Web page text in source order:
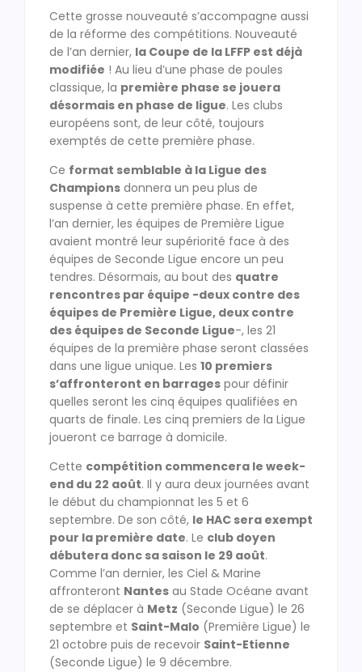
Cette grosse nouveauté s’accompagne aussi
de la réforme des compétitions. Nouveauté
de l’an dernier, la Coupe de la LFFP est déjà
modifiée ! Au lieu d’une phase de poules
classique, la première phase se jouera
désormais en phase de ligue. Les clubs
européens sont, de leur côté, toujours
exemptés de cette première phase.
Ce format semblable à la Ligue des
Champions donnera un peu plus de
suspense à cette première phase. En effet,
l’an dernier, les équipes de Première Ligue
avaient montré leur supériorité face à des
équipes de Seconde Ligue encore un peu
tendres. Désormais, au bout des quatre
rencontres par équipe -deux contre des
équipes de Première Ligue, deux contre
des équipes de Seconde Ligue-, les 21
équipes de la première phase seront classées
dans une ligue unique. Les 10 premiers
s’affronteront en barrages pour définir
quelles seront les cinq équipes qualifiées en
quarts de finale. Les cinq premiers de la Ligue
joueront ce barrage à domicile.
Cette compétition commencera le week-
end du 22 août. Il y aura deux journées avant
le début du championnat les 5 et 6
septembre. De son côté, le HAC sera exempt
pour la première date. Le club doyen
débutera donc sa saison le 29 août.
Comme l’an dernier, les Ciel & Marine
affronteront Nantes au Stade Océane avant
de se déplacer à Metz (Seconde Ligue) le 26
septembre et Saint-Malo (Première Ligue) le
21 octobre puis de recevoir Saint-Etienne
(Seconde Ligue) le 9 décembre.